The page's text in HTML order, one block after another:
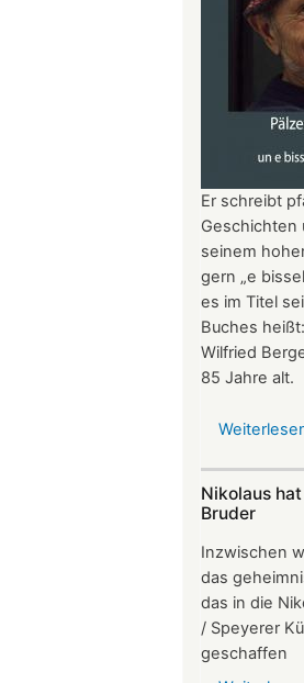
Er schreibt
Geschichten
seinem
gern „e
es im Titel
Buches
Wilfried
85 Jahre alt.
Nikolaus
Bruder
Inzwischen
das
das in die
/ Speyerer
geschaffen